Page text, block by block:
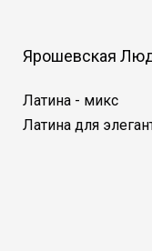
Ярошевская
Латина - микс
Латина для